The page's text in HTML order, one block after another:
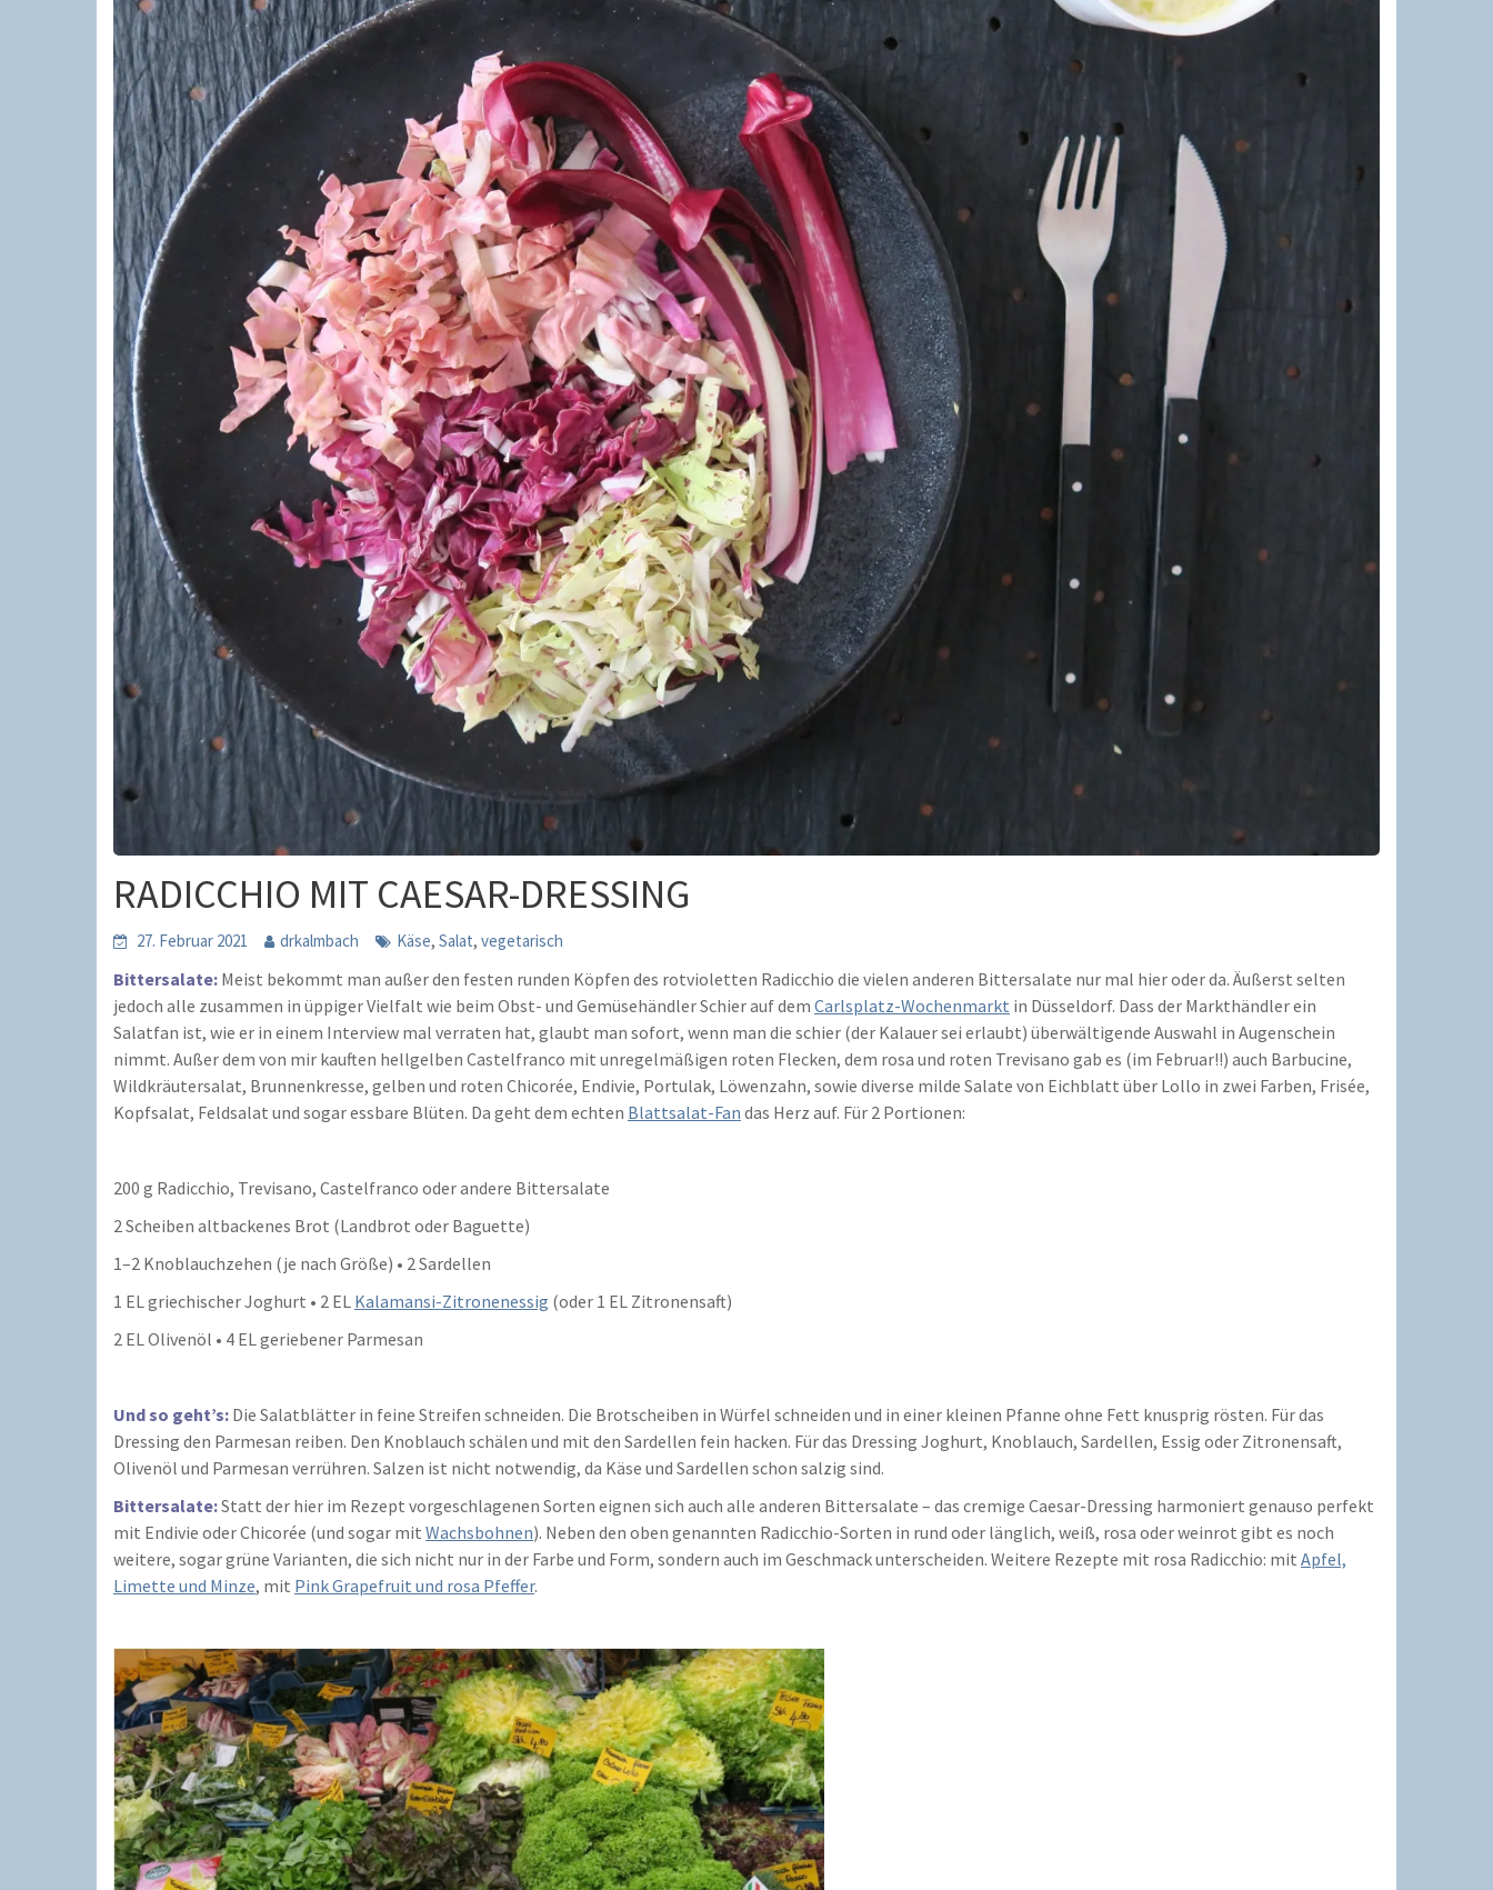
RADICCHIO MIT CAESAR-DRESSING
27. Februar 2021 drkalmbach Käse, Salat, vegetarisch
Bittersalate: Meist bekommt man außer den festen runden Köpfen des rotvioletten Radicchio die vielen anderen Bittersalate nur mal hier oder da. Äußerst selten
jedoch alle zusammen in üppiger Vielfalt wie beim Obst- und Gemüsehändler Schier auf dem Carlsplatz-Wochenmarkt in Düsseldorf. Dass der Markthändler ein
Salatfan ist, wie er in einem Interview mal verraten hat, glaubt man sofort, wenn man die schier (der Kalauer sei erlaubt) überwältigende Auswahl in Augenschein
nimmt. Außer dem von mir kauften hellgelben Castelfranco mit unregelmäßigen roten Flecken, dem rosa und roten Trevisano gab es (im Februar!!) auch Barbucine,
Wildkräutersalat, Brunnenkresse, gelben und roten Chicorée, Endivie, Portulak, Löwenzahn, sowie diverse milde Salate von Eichblatt über Lollo in zwei Farben, Frisée,
Kopfsalat, Feldsalat und sogar essbare Blüten. Da geht dem echten Blattsalat-Fan das Herz auf. Für 2 Portionen:
200 g Radicchio, Trevisano, Castelfranco oder andere Bittersalate
2 Scheiben altbackenes Brot (Landbrot oder Baguette)
1–2 Knoblauchzehen (je nach Größe) • 2 Sardellen
1 EL griechischer Joghurt • 2 EL Kalamansi-Zitronenessig (oder 1 EL Zitronensaft)
2 EL Olivenöl • 4 EL geriebener Parmesan
Und so geht’s: Die Salatblätter in feine Streifen schneiden. Die Brotscheiben in Würfel schneiden und in einer kleinen Pfanne ohne Fett knusprig rösten. Für das
Dressing den Parmesan reiben. Den Knoblauch schälen und mit den Sardellen fein hacken. Für das Dressing Joghurt, Knoblauch, Sardellen, Essig oder Zitronensaft,
Olivenöl und Parmesan verrühren. Salzen ist nicht notwendig, da Käse und Sardellen schon salzig sind.
Bittersalate:Statt der hier im Rezept vorgeschlagenen Sorten eignen sich auch alle anderen Bittersalate – das cremige Caesar-Dressing harmoniert genauso perfekt
mit Endivie oder Chicorée (und sogar mit Wachsbohnen). Neben den oben genannten Radicchio-Sorten in rund oder länglich, weiß, rosa oder weinrot gibt es noch
weitere, sogar grüne Varianten, die sich nicht nur in der Farbe und Form, sondern auch im Geschmack unterscheiden. Weitere Rezepte mit rosa Radicchio: mit Apfel,
Limette und Minze, mit Pink Grapefruit und rosa Pfeffer.